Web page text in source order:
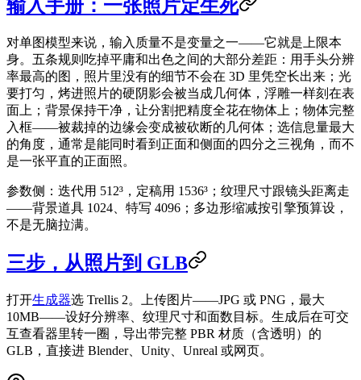
输入手册：一张照片定生死
对单图模型来说，输入质量不是变量之一——它就是上限本
身。五条规则吃掉平庸和出色之间的大部分差距：用手头分辨
率最高的图，照片里没有的细节不会在 3D 里凭空长出来；光
要打匀，烤进照片的硬阴影会被当成几何体，浮雕一样刻在表
面上；背景保持干净，让分割把精度全花在物体上；物体完整
入框——被裁掉的边缘会变成被砍断的几何体；选信息量最大
的角度，通常是能同时看到正面和侧面的四分之三视角，而不
是一张平直的正面照。
参数侧：迭代用 512³，定稿用 1536³；纹理尺寸跟镜头距离走
——背景道具 1024、特写 4096；多边形缩减按引擎预算设，
不是无脑拉满。
三步，从照片到 GLB
打开生成器选 Trellis 2。上传图片——JPG 或 PNG，最大
10MB——设好分辨率、纹理尺寸和面数目标。生成后在可交
互查看器里转一圈，导出带完整 PBR 材质（含透明）的
GLB，直接进 Blender、Unity、Unreal 或网页。